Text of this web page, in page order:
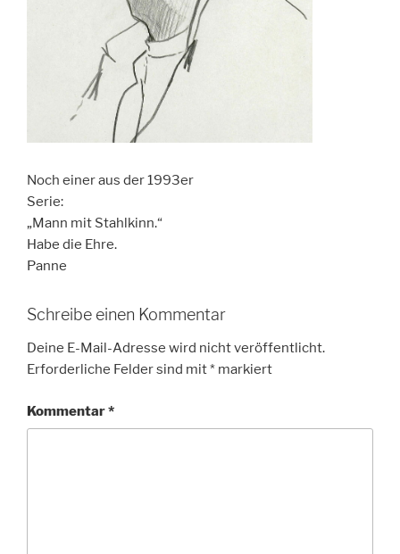
Noch einer aus der 1993er
Serie:
„Mann mit Stahlkinn.“
Habe die Ehre.
Panne
Schreibe einen Kommentar
Deine E-Mail-Adresse wird nicht veröffentlicht.
Erforderliche Felder sind mit* markiert
Kommentar*